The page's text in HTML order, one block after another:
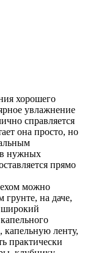
хорошего
увлажнение
справляется
она просто, но
нужных
прямо
можно
на даче,
широкий
ленту,
практически